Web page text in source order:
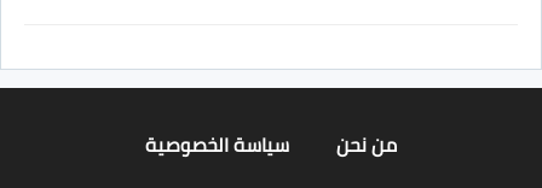
من نحن سياسة الخصوصية